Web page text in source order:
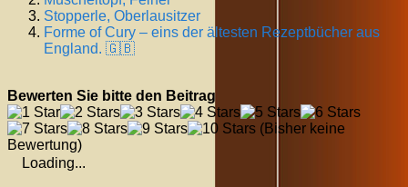
Stopperle, Oberlausitzer
Forme of Cury – eins der ältesten Rezeptbücher aus
England. 🇬🇧
Bewerten Sie bitte den Beitrag
(Bisher keine
Bewertung)
Loading...